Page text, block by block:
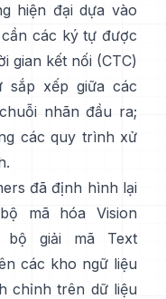
hiện đại dựa vào
các ký tự được
gian kết nối (CTC)
sắp xếp giữa các
nhãn đầu ra;
các quy trình xử
đã định hình lại
mã hóa Vision
bộ giải mã Text
các kho ngữ liệu
chỉnh trên dữ liệu